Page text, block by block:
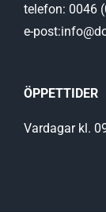
telefon: 0046
e-
ÖPPETTIDER
Vardagar kl.